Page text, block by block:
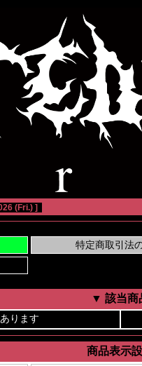
(Fri.) ]
▼ 該当商
ります
商品表示